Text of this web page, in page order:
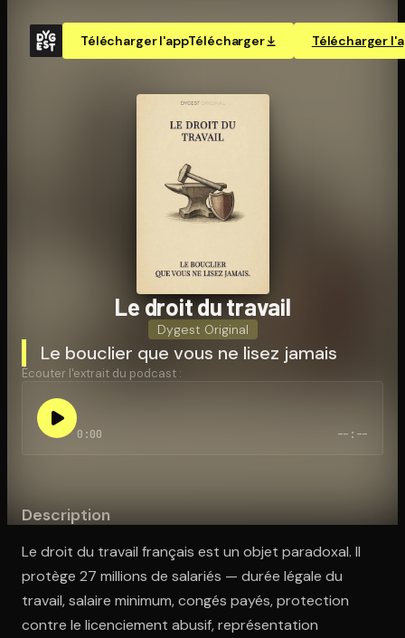
Télécharger l'appTélécharger Télécharger
Le droit du travail
Dygest Original
Le bouclier que vous ne lisez jamais
Écouter l'extrait du podcast :
0:00 --:--
Description
Le droit du travail français est un objet paradoxal. Il
protège 27 millions de salariés — durée légale du
travail, salaire minimum, congés payés, protection
contre le licenciement abusif, représentation